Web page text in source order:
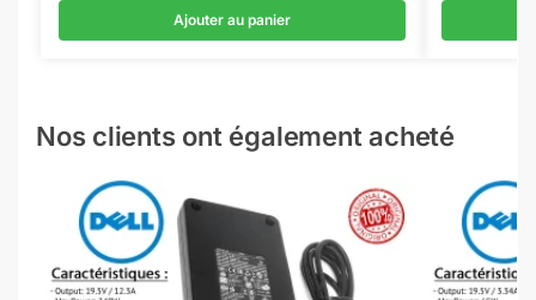
Ajouter au panier
Nos clients ont également acheté